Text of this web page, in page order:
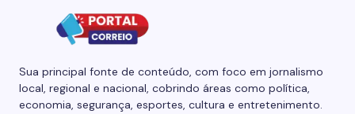
Sua principal fonte de conteúdo, com foco em jornalismo
local, regional e nacional, cobrindo áreas como política,
economia, segurança, esportes, cultura e entretenimento.